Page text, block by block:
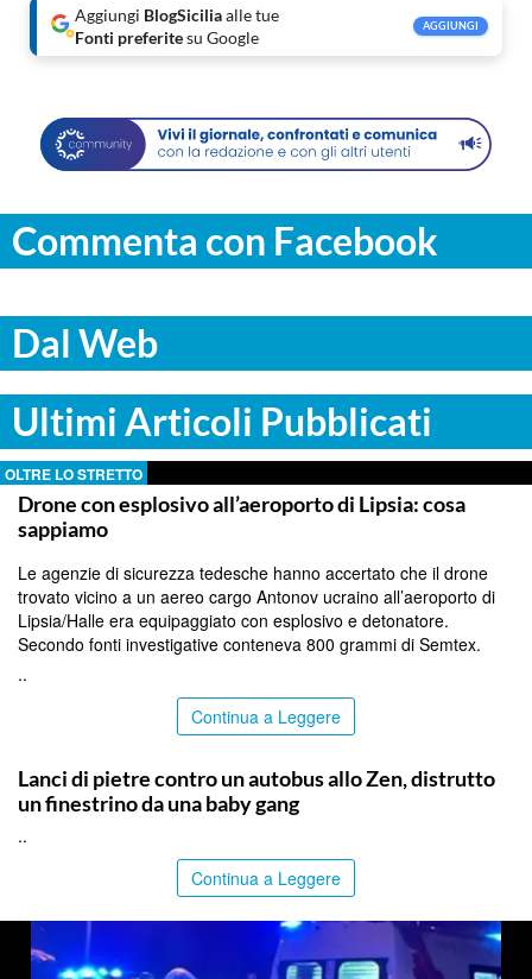
Aggiungi BlogSiciliaalle tue
Fonti preferitesu Google
AGGIUNGI
Commenta con Facebook
Dal Web
Ultimi Articoli Pubblicati
OLTRE LO STRETTO
Drone con esplosivo all’aeroporto di Lipsia: cosa
sappiamo
Le agenzie di sicurezza tedesche hanno accertato che il drone
trovato vicino a un aereo cargo Antonov ucraino all’aeroporto di
Lipsia/Halle era equipaggiato con esplosivo e detonatore.
Secondo fonti investigative conteneva 800 grammi di Semtex.
..
Continua a Leggere
Lanci di pietre contro un autobus allo Zen, distrutto
un finestrino da una baby gang
..
Continua a Leggere